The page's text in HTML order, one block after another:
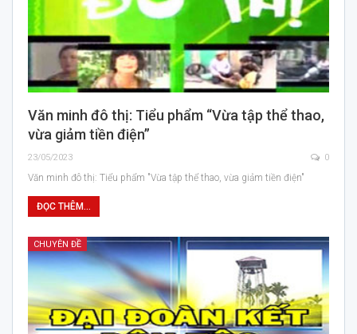
Văn minh đô thị: Tiểu phẩm “Vừa tập thể thao,
vừa giảm tiền điện”
23/05/2023 0
Văn minh đô thị: Tiểu phẩm "Vừa tập thể thao, vừa giảm tiền điện"
ĐỌC THÊM...
CHUYÊN ĐỀ